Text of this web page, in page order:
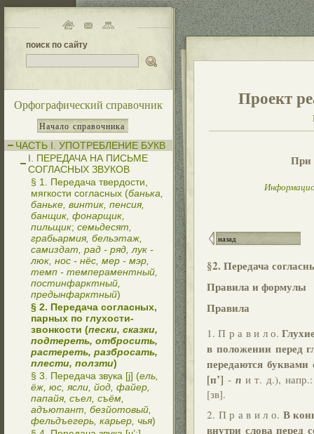
поиск по сайту
Орфографический справочник
Начало справочника
ЧАСТЬ I. УПОТРЕБЛЕНИЕ БУКВ
I. ПЕРЕДАЧА НА ПИСЬМЕ
СОГЛАСНЫХ ЗВУКОВ
§ 1. Передача твердости,
мягкости согласных (банька,
баньке, винтик, пенсия,
банщик, фонарщик,
пильщик; семьдесят,
грабьармия, бельэтаж,
самиздат, рад - ряд, лук -
люк, нос - нёс, мер - мэр,
темп - темпераментный,
постинфарктный,
предынфарктный)
§ 2. Передача согласных,
парных по глухости-
звонкости (пески, сказки,
подтереть, отбросить,
растереть, разбросать,
плести, ползти)
§ 3. Передача звука [j] (ель,
ёж, юс, ясли, йод, файер,
папайя, съел, съём,
адъютант, безйотовый,
фельдъегерь, карьер, чья)
Проект
При
назад
§2. Передача
Правила и формулы
Правила
1. П р а в и л о.
в положении перед
передаются
[п’] - пи т. д.),
[зв].
2. П р а в и л о. В
внутри слова